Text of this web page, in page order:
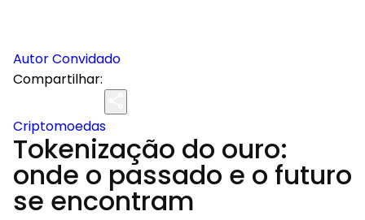
Autor Convidado
Compartilhar:
Criptomoedas
Tokenização do ouro:
onde o passado e o futuro
se encontram